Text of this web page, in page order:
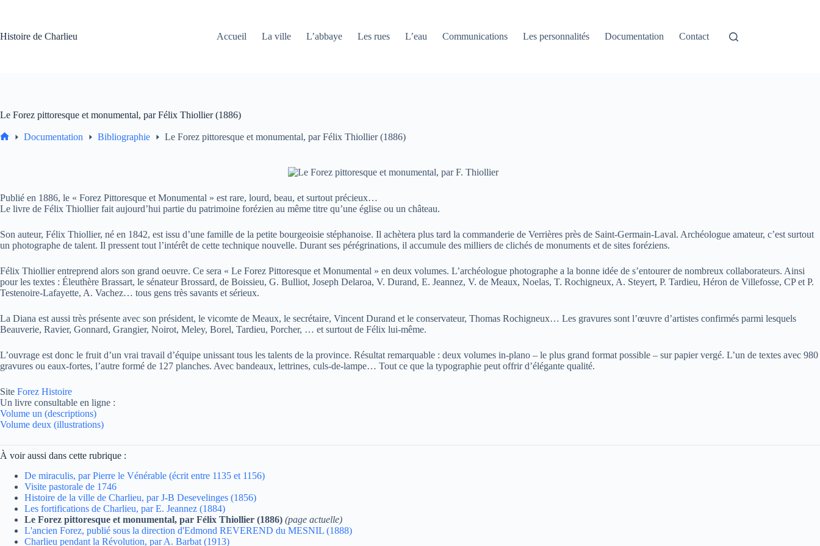
Histoire de Charlieu
Accueil La ville L’abbaye Les rues L’eau Communications Les personnalités Documentation Contact
Le Forez pittoresque et monumental, par Félix Thiollier (1886)
Documentation Bibliographie Le Forez pittoresque et monumental, par Félix Thiollier (1886)
Publié en 1886, le « Forez Pittoresque et Monumental » est rare, lourd, beau, et surtout précieux…
Le livre de Félix Thiollier fait aujourd’hui partie du patrimoine forézien au même titre qu’une église ou un château.
Son auteur, Félix Thiollier, né en 1842, est issu d’une famille de la petite bourgeoisie stéphanoise. Il achètera plus tard la commanderie de Verrières près de Saint-Germain-Laval. Archéologue amateur, c’est surtout
un photographe de talent. Il pressent tout l’intérêt de cette technique nouvelle. Durant ses pérégrinations, il accumule des milliers de clichés de monuments et de sites foréziens.
Félix Thiollier entreprend alors son grand oeuvre. Ce sera « Le Forez Pittoresque et Monumental » en deux volumes. L’archéologue photographe a la bonne idée de s’entourer de nombreux collaborateurs. Ainsi
pour les textes : Éleuthère Brassart, le sénateur Brossard, de Boissieu, G. Bulliot, Joseph Delaroa, V. Durand, E. Jeannez, V. de Meaux, Noelas, T. Rochigneux, A. Steyert, P. Tardieu, Héron de Villefosse, CP et P.
Testenoire-Lafayette, A. Vachez… tous gens très savants et sérieux.
La Diana est aussi très présente avec son président, le vicomte de Meaux, le secrétaire, Vincent Durand et le conservateur, Thomas Rochigneux… Les gravures sont l’œuvre d’artistes confirmés parmi lesquels
Beauverie, Ravier, Gonnard, Grangier, Noirot, Meley, Borel, Tardieu, Porcher, … et surtout de Félix lui-même.
L’ouvrage est donc le fruit d’un vrai travail d’équipe unissant tous les talents de la province. Résultat remarquable : deux volumes in-plano – le plus grand format possible – sur papier vergé. L’un de textes avec 980
gravures ou eaux-fortes, l’autre formé de 127 planches. Avec bandeaux, lettrines, culs-de-lampe… Tout ce que la typographie peut offrir d’élégante qualité.
Site Forez Histoire
Un livre consultable en ligne :
Volume un (descriptions)
Volume deux (illustrations)
À voir aussi dans cette rubrique :
De miraculis, par Pierre le Vénérable (écrit entre 1135 et 1156)
Visite pastorale de 1746
Histoire de la ville de Charlieu, par J-B Desevelinges (1856)
Les fortifications de Charlieu, par E. Jeannez (1884)
Le Forez pittoresque et monumental, par Félix Thiollier (1886) (page actuelle)
L'ancien Forez, publié sous la direction d'Edmond REVEREND du MESNIL (1888)
Charlieu pendant la Révolution, par A. Barbat (1913)